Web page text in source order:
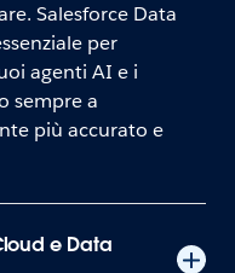
Salesforce Data
per
agenti AI e i
sempre a
più accurato e
e Data